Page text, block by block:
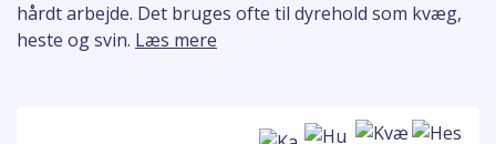
hårdt arbejde. Det bruges ofte til dyrehold som kvæg,
heste og svin. Læs mere